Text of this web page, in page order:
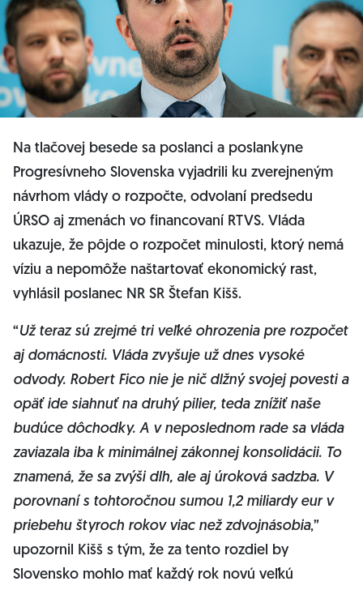
Na tlačovej besede sa poslanci a poslankyne
Progresívneho Slovenska vyjadrili ku zverejneným
návrhom vlády o rozpočte, odvolaní predsedu
ÚRSO aj zmenách vo financovaní RTVS. Vláda
ukazuje, že pôjde o rozpočet minulosti, ktorý nemá
víziu a nepomôže naštartovať ekonomický rast,
vyhlásil poslanec NR SR Štefan Kišš.
“Už teraz sú zrejmé tri veľké ohrozenia pre rozpočet
aj domácnosti. Vláda zvyšuje už dnes vysoké
odvody. Robert Fico nie je nič dlžný svojej povesti a
opäť ide siahnuť na druhý pilier, teda znížiť naše
budúce dôchodky. A v neposlednom rade sa vláda
zaviazala iba k minimálnej zákonnej konsolidácii. To
znamená, že sa zvýši dlh, ale aj úroková sadzba. V
porovnaní s tohtoročnou sumou 1,2 miliardy eur v
priebehu štyroch rokov viac než zdvojnásobia,”
upozornil Kišš s tým, že za tento rozdiel by
Slovensko mohlo mať každý rok novú veľkú